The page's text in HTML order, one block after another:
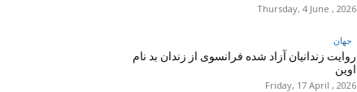
Thursday, 4 June , 2026
جهان
روایت زندانیان آزاد شده فرانسوی از زندان ‌بد نام
اوین
Friday, 17 April , 2026